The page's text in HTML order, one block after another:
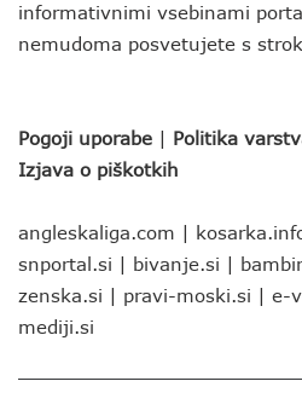
informativnimi vsebinami
nemudoma posvetujete s
Pogoji uporabe | Politika
Izjava o piškotkih
angleskaliga.com |
snportal.si | bivanje.si |
zenska.si | pravi-moski.si | e-
mediji.si